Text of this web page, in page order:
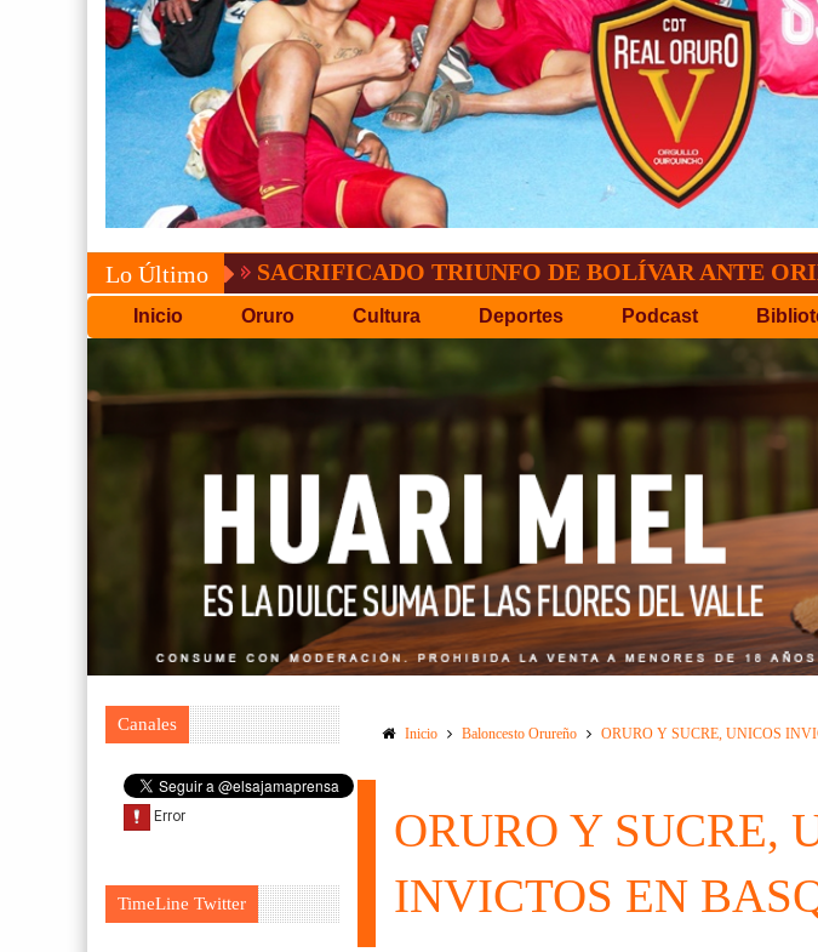
Lo Último
SACRIFICADO TRIUNFO DE BOLÍVAR ANTE ORIENTE
Inicio Oruro Cultura Deportes Podcast
Canales
TimeLine Twitter
Inicio Baloncesto Orureño ORURO Y SUCRE, UNICOS
ORURO Y SUCRE,
INVICTOS EN